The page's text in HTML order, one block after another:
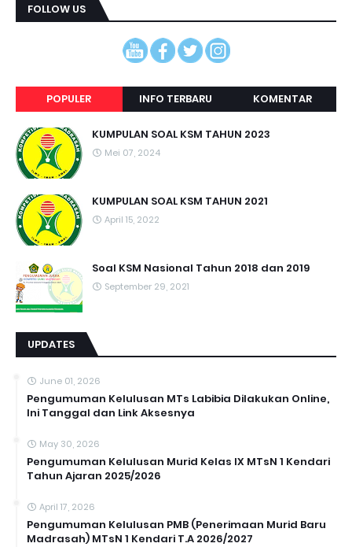
FOLLOW US
POPULER INFO TERBARU KOMENTAR
KUMPULAN SOAL KSM TAHUN 2023
Mei 07, 2024
KUMPULAN SOAL KSM TAHUN 2021
April 15, 2022
Soal KSM Nasional Tahun 2018 dan 2019
September 29, 2021
UPDATES
June 01, 2026
Pengumuman Kelulusan MTs Labibia Dilakukan Online,
Ini Tanggal dan Link Aksesnya
May 30, 2026
Pengumuman Kelulusan Murid Kelas IX MTsN 1 Kendari
Tahun Ajaran 2025/2026
April 17, 2026
Pengumuman Kelulusan PMB (Penerimaan Murid Baru
Madrasah) MTsN 1 Kendari T.A 2026/2027